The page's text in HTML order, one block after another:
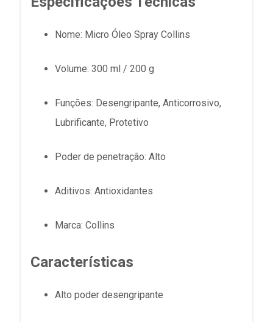
Nome: Micro Óleo Spray Collins
Volume: 300 ml / 200 g
Funções: Desengripante, Anticorrosivo,
Lubrificante, Protetivo
Poder de penetração: Alto
Aditivos: Antioxidantes
Marca: Collins
Características
Alto poder desengripante